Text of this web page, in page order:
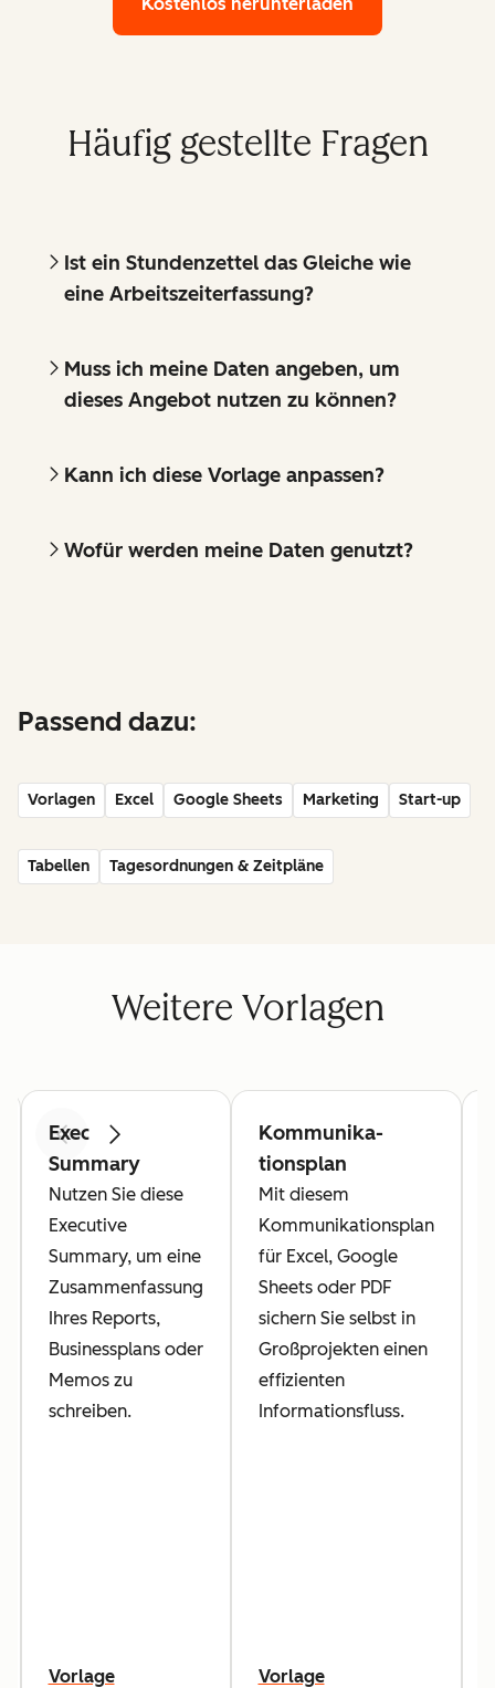
Häufig gestellte Fragen
Ist ein Stundenzettel das Gleiche wie
eine Arbeitszeiterfassung?
Muss ich meine Daten angeben, um
dieses Angebot nutzen zu können?
Kann ich diese Vorlage anpassen?
Wofür werden meine Daten genutzt?
Passend dazu:
Vorlagen Excel Google Sheets Marketing Start-up
Tabellen Tagesordnungen & Zeitpläne
Weitere Vorlagen
ZurückWeiter
Executive
Summary
Nutzen Sie diese
Executive
Summary, um eine
Zusammenfassung
Ihres Reports,
Businessplans oder
Memos zu
schreiben.
Vorlage
Kommunika­
tionsplan
Mit diesem
Kommunikationsplan
für Excel, Google
Sheets oder PDF
sichern Sie selbst in
Großprojekten einen
effizienten
Informationsfluss.
Vorlage